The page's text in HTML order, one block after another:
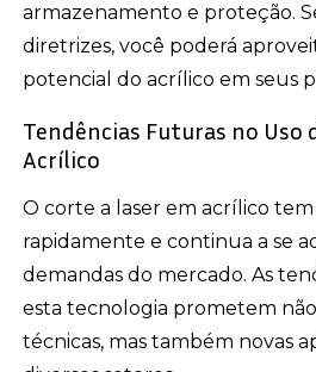
armazenamento e proteção.
diretrizes, você poderá
potencial do acrílico em seus
Tendências Futuras no Uso
Acrílico
O corte a laser em acrílico
rapidamente e continua a se
demandas do mercado. As
esta tecnologia prometem
técnicas, mas também novas